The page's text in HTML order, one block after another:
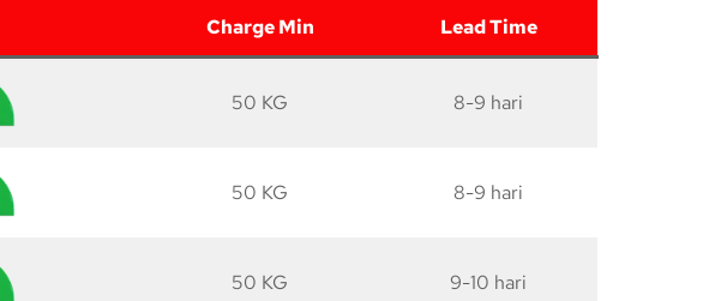
Charge Min Lead Time
50 KG 8-9 hari
50 KG 8-9 hari
50 KG 9-10 hari